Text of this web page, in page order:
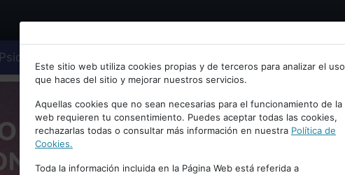
Bienvenid@ a psiquiatria.com
Escribe tu Email
Accede o regístrate con tu email.
Psiquiatría
Este sitio web utiliza cookies propias y de terceros para analizar el uso
que haces del sitio y mejorar nuestros servicios.
Aquellas cookies que no sean necesarias para el funcionamiento de la
web requieren tu consentimiento. Puedes aceptar todas las cookies,
rechazarlas todas o consultar más información en nuestra Política de
Cookies.
Toda la información incluida en la Página Web está referida a